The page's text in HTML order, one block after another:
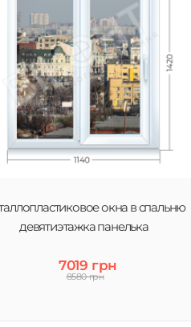
окна в спальню
девятиэтажка панелька
7019 грн
8580 грн